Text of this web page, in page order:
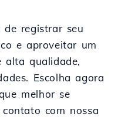
registrar seu
e aproveitar um
alta qualidade,
Escolha agora
melhor se
com nossa